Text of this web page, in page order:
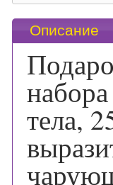
Описание
тела,